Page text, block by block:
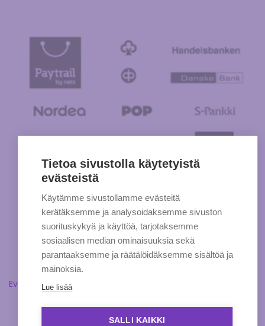
Evästeasetukset
Tietoa sivustolla käytetyistä
evästeistä
Käytämme sivustollamme evästeitä
kerätäksemme ja analysoidaksemme sivuston
suorituskykyä ja käyttöä, tarjotaksemme
sosiaalisen median ominaisuuksia sekä
parantaaksemme ja räätälöidäksemme sisältöä ja
mainoksia.
Lue lisää
SALLI KAIKKI